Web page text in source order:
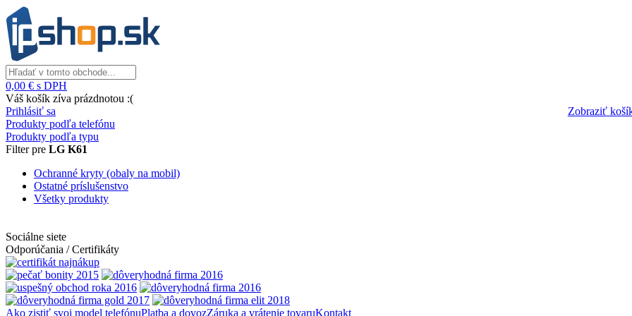
0,00 € s DPH
Váš košík zíva prázdnotou :(
Zobraziť
Prihlásiť sa
Produkty podľa telefónu
Produkty podľa typu
Filter pre LG K61
Ochranné kryty (obaly na mobil)
Ostatné príslušenstvo
Všetky produkty
Sociálne siete
Odporúčania / Certifikáty
Ako zistiť svoj model telefónuPlatba a dovozZáruka a vrátenie tovaruKontakt